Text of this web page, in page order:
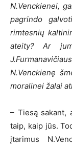
N.Venckienei,
pagrindo
rimtesnių
ateity? Ar
N.Venckienę
moralinei žalai
– Tiesą sakant,
taip, kaip jūs.
įtarimus